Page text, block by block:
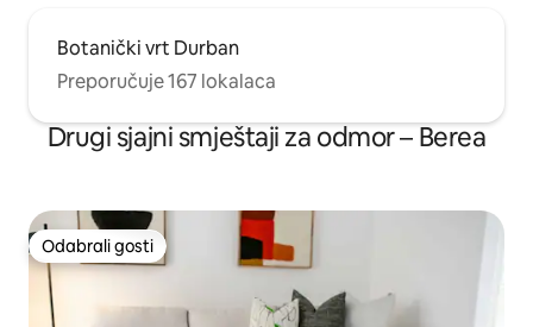
Botanički vrt Durban
Preporučuje 167 lokalaca
Drugi sjajni smještaji za odmor – Berea
Odabrali gosti
Odabrali gosti